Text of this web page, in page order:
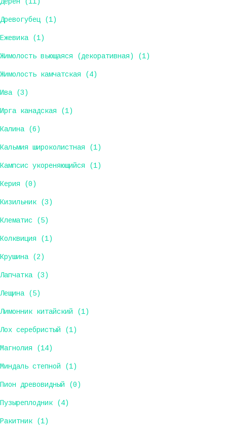
Древогубец (1)
Ежевика (1)
Жимолость вьющаяся (декоративная) (1)
Жимолость камчатская (4)
Ива (3)
Ирга канадская (1)
Калина (6)
Кальмия широколистная (1)
Кампсис укореняющийся (1)
Керия (0)
Кизильник (3)
Клематис (5)
Колквиция (1)
Крушина (2)
Лапчатка (3)
Лещина (5)
Лимонник китайский (1)
Лох серебристый (1)
Магнолия (14)
Миндаль степной (1)
Пион древовидный (0)
Пузыреплодник (4)
Ракитник (1)